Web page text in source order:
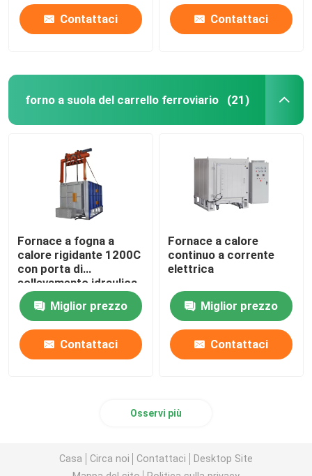
Contattaci Contattaci
forno a suola del carrello ferroviario (21)
Fornace a fogna a
calore rigidante 1200C
con porta di
sollevamento idraulica
Miglior prezzo
Contattaci
Fornace a calore
continuo a corrente
elettrica
Miglior prezzo
Contattaci
Osservi più
Casa Circa noi Contattaci
Desktop Site